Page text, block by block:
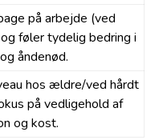
på arbejde (ved
føler tydelig bedring i
åndenød.
hos ældre/ved hårdt
på vedligehold af
og kost.